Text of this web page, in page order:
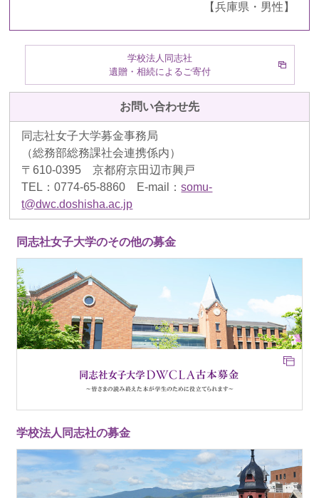
【兵庫県・男性】
学校法人同志社
遺贈・相続によるご寄付
お問い合わせ先
同志社女子大学募金事務局
（総務部総務課社会連携係内）
〒610-0395 京都府京田辺市興戸
TEL：0774-65-8860 E-mail：somu-
t@dwc.doshisha.ac.jp
同志社女子大学のその他の募金
学校法人同志社の募金